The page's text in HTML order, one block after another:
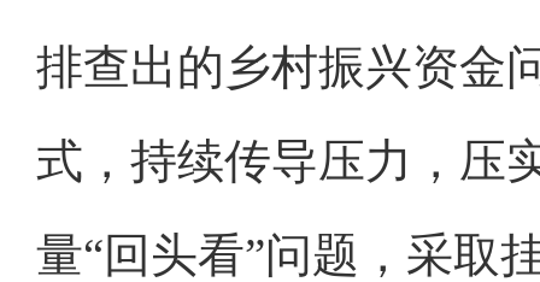
排查出的乡村振兴资金
式，持续传导压力，压
量“回头看”问题，采取